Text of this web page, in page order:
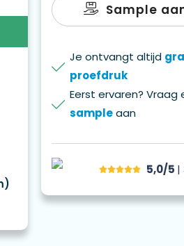
Sample
Je ontvangt altijd
proefdruk
Eerst ervaren? Vraag
sampleaan
5,0/5 |